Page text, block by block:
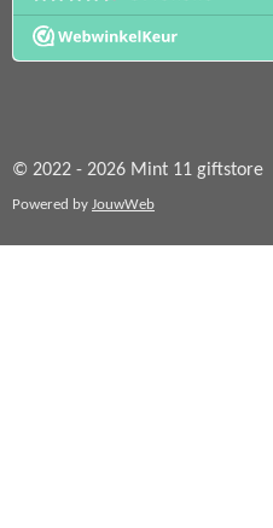
© 2022 - 2026 Mint 11 giftstore
Powered by JouwWeb